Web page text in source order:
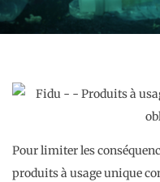
Pour limiter les
produits à usage unique